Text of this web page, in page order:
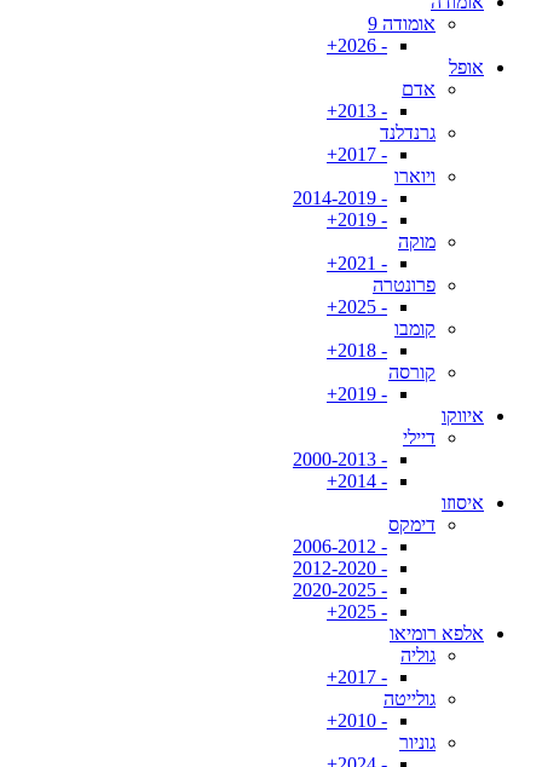
אומודה 9
- 2026+
אופל
אדם
- 2013+
גרנדלנד
- 2017+
ויוארו
- 2014-2019
- 2019+
מוקה
- 2021+
פרונטרה
- 2025+
קומבו
- 2018+
קורסה
- 2019+
איווקו
דיילי
- 2000-2013
- 2014+
איסוזו
דימקס
- 2006-2012
- 2012-2020
- 2020-2025
- 2025+
אלפא רומיאו
גוליה
- 2017+
גולייטה
- 2010+
גוניור